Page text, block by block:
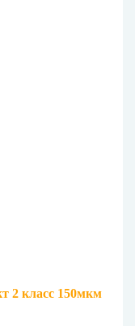
2 класс 150мкм